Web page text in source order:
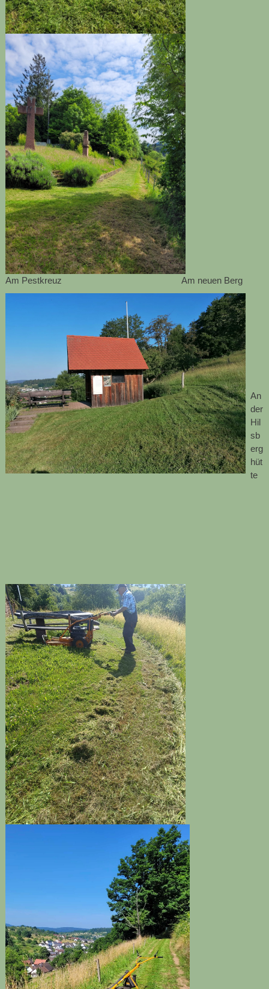
Am Pestkreuz Am neuen Berg
An
der
Hil
sb
erg
hüt
te